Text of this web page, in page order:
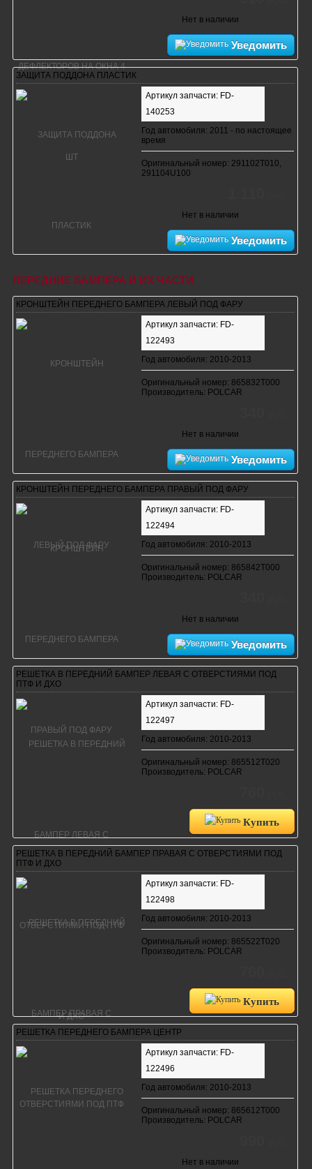
Нет в наличии
Уведомить
ЗАЩИТА ПОДДОНА ПЛАСТИК
Артикул запчасти: FD-
140253
Год автомобиля: 2011 - по настоящее
время
Оригинальный номер: 291102T010,
291104U100
Нет в наличии
Уведомить
ПЕРЕДНИЕ БАМПЕРА И ИХ ЧАСТИ
КРОНШТЕЙН ПЕРЕДНЕГО БАМПЕРА ЛЕВЫЙ ПОД ФАРУ
Артикул запчасти: FD-
122493
Год автомобиля: 2010-2013
Оригинальный номер: 865832T000
Производитель: POLCAR
Нет в наличии
Уведомить
КРОНШТЕЙН ПЕРЕДНЕГО БАМПЕРА ПРАВЫЙ ПОД ФАРУ
Артикул запчасти: FD-
122494
Год автомобиля: 2010-2013
Оригинальный номер: 865842T000
Производитель: POLCAR
Нет в наличии
Уведомить
РЕШЕТКА В ПЕРЕДНИЙ БАМПЕР ЛЕВАЯ С ОТВЕРСТИЯМИ ПОД
ПТФ И ДХО
Артикул запчасти: FD-
122497
Год автомобиля: 2010-2013
Оригинальный номер: 865512T020
Производитель: POLCAR
Купить
РЕШЕТКА В ПЕРЕДНИЙ БАМПЕР ПРАВАЯ С ОТВЕРСТИЯМИ ПОД
ПТФ И ДХО
Артикул запчасти: FD-
122498
Год автомобиля: 2010-2013
Оригинальный номер: 865522T020
Производитель: POLCAR
Купить
РЕШЕТКА ПЕРЕДНЕГО БАМПЕРА ЦЕНТР
Артикул запчасти: FD-
122496
Год автомобиля: 2010-2013
Оригинальный номер: 865612T000
Производитель: POLCAR
Нет в наличии